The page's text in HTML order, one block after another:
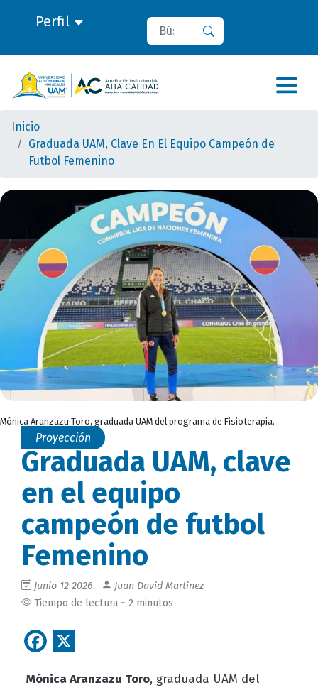
Perfil Buscar
Inicio
Graduada UAM, Clave En El Equipo Campeón de
Futbol Femenino
Mónica Aranzazu Toro, graduada UAM del programa de Fisioterapia.
Proyección
Graduada UAM, clave
en el equipo
campeón de futbol
Femenino
Junio 12 2026
Juan David Martinez
Tiempo de lectura ~ 2 minutos
Facebook
Mónica Aranzazu Toro, graduada UAM del